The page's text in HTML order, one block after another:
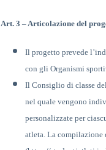
Art. 3 –Articolazione del
Il progetto prevede l’i
con gli Organismi
Il Consiglio di classe
nel quale vengono
personalizzate per
atleta. La compilazione